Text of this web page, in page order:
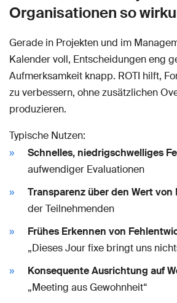
Organisationen so
Gerade in Projekten und im
Kalender voll, Entscheidungen eng
Aufmerksamkeit knapp. ROTI hilft,
zu verbessern, ohne zusätzlichen
produzieren.
Typische Nutzen:
Schnelles, niedrigschwelliges
aufwendiger Evaluationen
Transparenz über den Wert von
der Teilnehmenden
Frühes Erkennen von
„Dieses Jour fixe bringt uns
Konsequente Ausrichtung auf
„Meeting aus Gewohnheit“